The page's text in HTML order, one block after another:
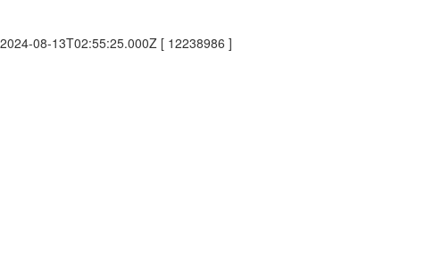
2024-08-13T02:55:25.000Z [ 12238986 ]